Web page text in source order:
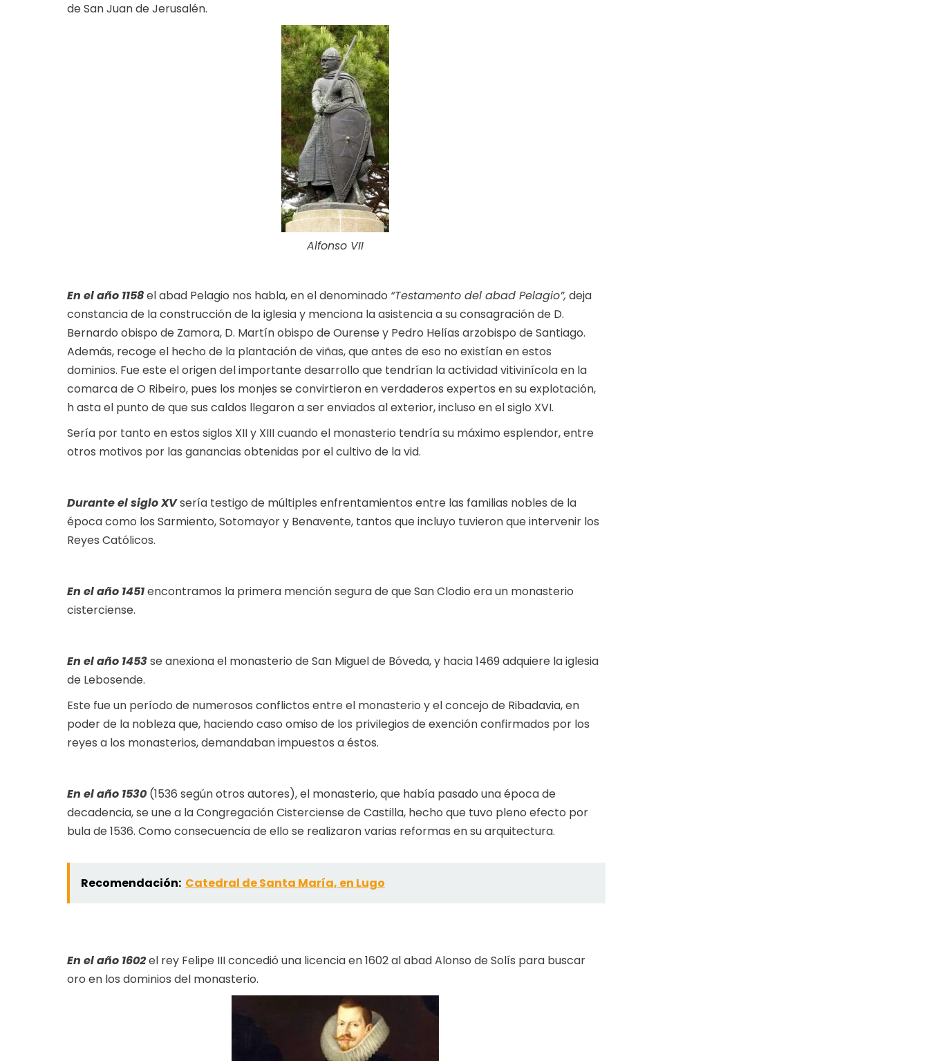
de San Juan de Jerusalén.
Alfonso VII
En el año 1158el abad Pelagio nos habla, en el denominado “Testamento del abad Pelagio”, deja
constancia de la construcción de la iglesia y menciona la asistencia a su consagración de D.
Bernardo obispo de Zamora, D. Martín obispo de Ourense y Pedro Helías arzobispo de Santiago.
Además, recoge el hecho de la plantación de viñas, que antes de eso no existían en estos
dominios. Fue este el origen del importante desarrollo que tendrían la actividad vitivinícola en la
comarca de O Ribeiro, pues los monjes se convirtieron en verdaderos expertos en su explotación,
h asta el punto de que sus caldos llegaron a ser enviados al exterior, incluso en el siglo XVI.
Sería por tanto en estos siglos XII y XIII cuando el monasterio tendría su máximo esplendor, entre
otros motivos por las ganancias obtenidas por el cultivo de la vid.
Durante el siglo XVsería testigo de múltiples enfrentamientos entre las familias nobles de la
época como los Sarmiento, Sotomayor y Benavente, tantos que incluyo tuvieron que intervenir los
Reyes Católicos.
En el año 1451encontramos la primera mención segura de que San Clodio era un monasterio
cisterciense.
En el año 1453se anexiona el monasterio de San Miguel de Bóveda, y hacia 1469 adquiere la iglesia
de Lebosende.
Este fue un período de numerosos conflictos entre el monasterio y el concejo de Ribadavia, en
poder de la nobleza que, haciendo caso omiso de los privilegios de exención confirmados por los
reyes a los monasterios, demandaban impuestos a éstos.
En el año 1530 (1536 según otros autores), el monasterio, que había pasado una época de
decadencia, se une a la Congregación Cisterciense de Castilla, hecho que tuvo pleno efecto por
bula de 1536. Como consecuencia de ello se realizaron varias reformas en su arquitectura.
Recomendación: Catedral de Santa María, en Lugo
En el año 1602el rey Felipe III concedió una licencia en 1602 al abad Alonso de Solís para buscar
oro en los dominios del monasterio.